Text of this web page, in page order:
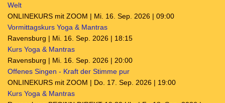
Welt
ONLINEKURS mit ZOOM | Mi. 16. Sep. 2026 | 09:00
Vormittagskurs Yoga & Mantras
Ravensburg | Mi. 16. Sep. 2026 | 18:15
Kurs Yoga & Mantras
Ravensburg | Mi. 16. Sep. 2026 | 20:00
Offenes Singen - Kraft der Stimme pur
ONLINEKURS mit ZOOM | Do. 17. Sep. 2026 | 19:00
Kurs Yoga & Mantras